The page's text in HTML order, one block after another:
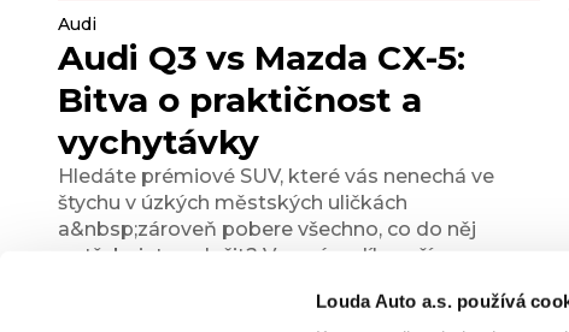
Louda Auto a.s. používá
Audi
Audi Q3 vs Mazda CX-5:
Bitva o praktičnost a
vychytávky
Hledáte prémiové SUV, které vás nenechá ve
štychu v úzkých městských uličkách
a&nbsp;zároveň pobere všechno, co do něj
potřebujete naložit? V novém díle naší
hráče, kteří na to jdou každý úplně jinak. Poznejte